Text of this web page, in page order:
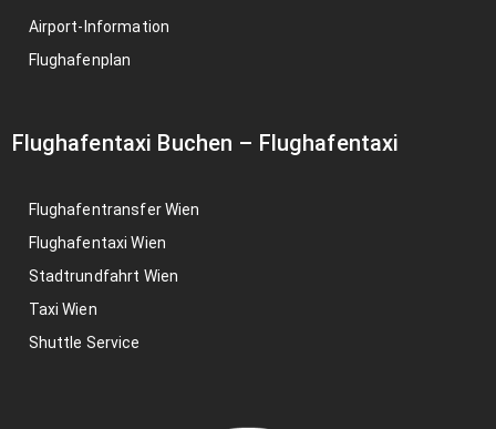
Airport-Information
Flughafenplan
Flughafentaxi Buchen – Flughafentaxi
Flughafentransfer Wien
Flughafentaxi Wien
Stadtrundfahrt Wien
Taxi Wien
Shuttle Service